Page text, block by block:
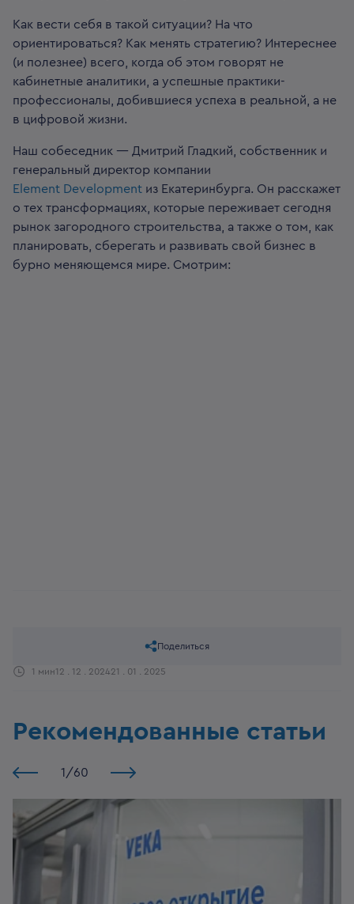
Как вести себя в такой ситуации? На что
ориентироваться? Как менять стратегию? Интереснее
(и полезнее) всего, когда об этом говорят не
кабинетные аналитики, а успешные практики-
профессионалы, добившиеся успеха в реальной, а не
в цифровой жизни.
Наш собеседник — Дмитрий Гладкий, собственник и
генеральный директор компании
Element Development из Екатеринбурга. Он расскажет
о тех трансформациях, которые переживает сегодня
рынок загородного строительства, а также о том, как
планировать, сберегать и развивать свой бизнес в
бурно меняющемся мире. Смотрим:
1 мин12 . 12 . 202421 . 01 . 2025
Поделиться
Рекомендованные статьи
1 /60